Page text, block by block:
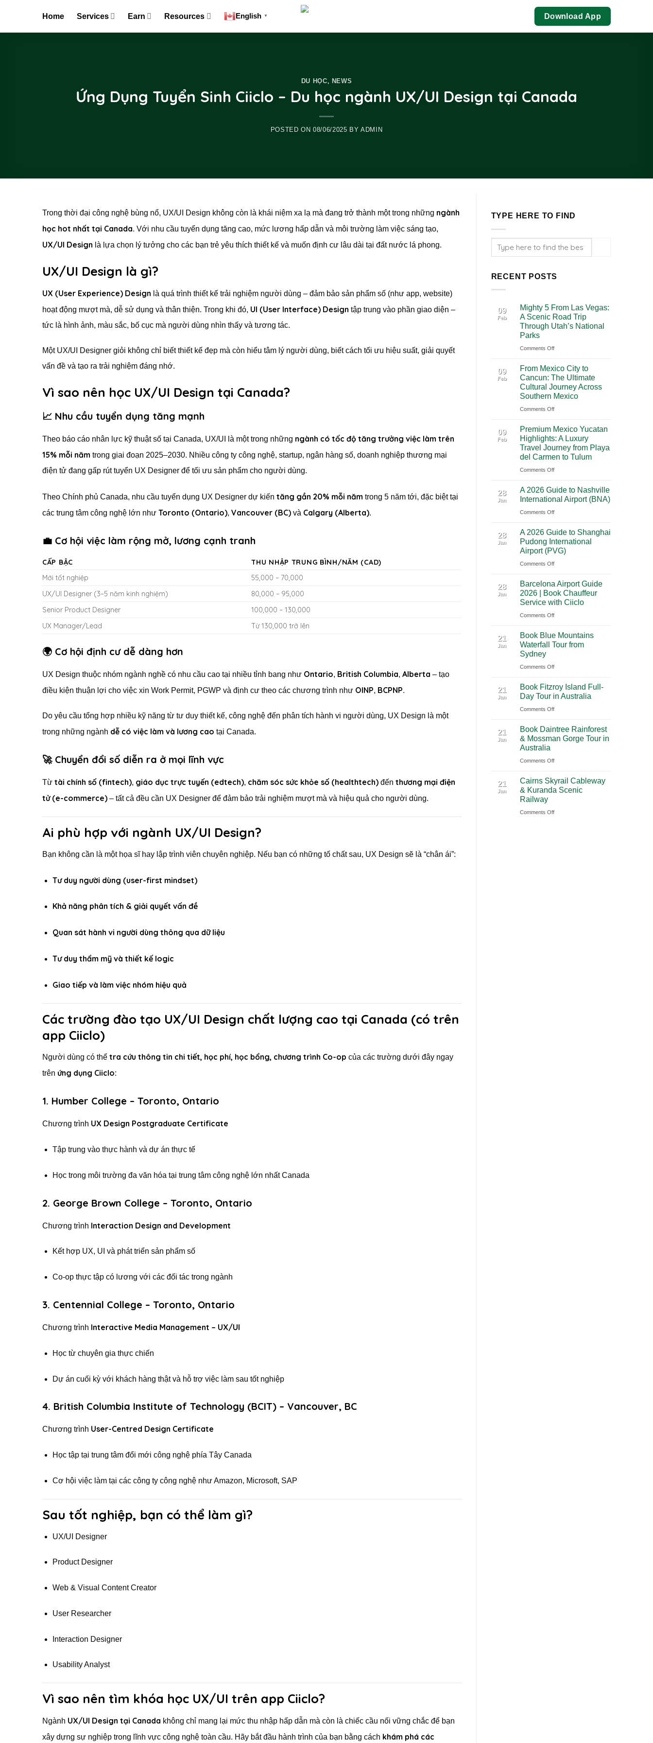
Home Services Earn Resources English ▼ Download App
DU HỌC, NEWS
Ứng Dụng Tuyển Sinh Ciiclo – Du học ngành UX/UI Design tại Canada
POSTED ON08/06/2025 BYADMIN
Trong thời đại công nghệ bùng nổ, UX/UI Design không còn là khái niệm xa lạ mà đang trở thành một trong những ngành
học hot nhất tại Canada. Với nhu cầu tuyển dụng tăng cao, mức lương hấp dẫn và môi trường làm việc sáng tạo,
UX/UI Design là lựa chọn lý tưởng cho các bạn trẻ yêu thích thiết kế và muốn định cư lâu dài tại đất nước lá phong.
UX/UI Design là gì?
UX (User Experience) Design là quá trình thiết kế trải nghiệm người dùng – đảm bảo sản phẩm số (như app, website)
hoạt động mượt mà, dễ sử dụng và thân thiện. Trong khi đó, UI (User Interface) Design tập trung vào phần giao diện –
tức là hình ảnh, màu sắc, bố cục mà người dùng nhìn thấy và tương tác.
Một UX/UI Designer giỏi không chỉ biết thiết kế đẹp mà còn hiểu tâm lý người dùng, biết cách tối ưu hiệu suất, giải quyết
vấn đề và tạo ra trải nghiệm đáng nhớ.
Vì sao nên học UX/UI Design tại Canada?
📈 Nhu cầu tuyển dụng tăng mạnh
Theo báo cáo nhân lực kỹ thuật số tại Canada, UX/UI là một trong những ngành có tốc độ tăng trưởng việc làm trên
15% mỗi năm trong giai đoạn 2025–2030. Nhiều công ty công nghệ, startup, ngân hàng số, doanh nghiệp thương mại
điện tử đang gấp rút tuyển UX Designer để tối ưu sản phẩm cho người dùng.
Theo Chính phủ Canada, nhu cầu tuyển dụng UX Designer dự kiến tăng gần 20% mỗi năm trong 5 năm tới, đặc biệt tại
các trung tâm công nghệ lớn như Toronto (Ontario), Vancouver (BC) và Calgary (Alberta).
💼 Cơ hội việc làm rộng mở, lương cạnh tranh
CẤP BẬC
THU NHẬP TRUNG BÌNH/NĂM (CAD)
Mới tốt nghiệp
55,000 – 70,000
UX/UI Designer (3–5 năm kinh nghiệm)
80,000 – 95,000
Senior Product Designer
100,000 – 130,000
UX Manager/Lead
Từ 130,000 trở lên
🌍 Cơ hội định cư dễ dàng hơn
UX Design thuộc nhóm ngành nghề có nhu cầu cao tại nhiều tỉnh bang như Ontario, British Columbia, Alberta – tạo
điều kiện thuận lợi cho việc xin Work Permit, PGWP và định cư theo các chương trình như OINP, BCPNP.
Do yêu cầu tổng hợp nhiều kỹ năng từ tư duy thiết kế, công nghệ đến phân tích hành vi người dùng, UX Design là một
trong những ngành dễ có việc làm và lương cao tại Canada.
🚀 Chuyển đổi số diễn ra ở mọi lĩnh vực
Từ tài chính số (fintech), giáo dục trực tuyến (edtech), chăm sóc sức khỏe số (healthtech) đến thương mại điện
tử (e-commerce) – tất cả đều cần UX Designer để đảm bảo trải nghiệm mượt mà và hiệu quả cho người dùng.
Ai phù hợp với ngành UX/UI Design?
Bạn không cần là một họa sĩ hay lập trình viên chuyên nghiệp. Nếu bạn có những tố chất sau, UX Design sẽ là “chân ái”:
Tư duy người dùng (user-first mindset)
Khả năng phân tích & giải quyết vấn đề
Quan sát hành vi người dùng thông qua dữ liệu
Tư duy thẩm mỹ và thiết kế logic
Giao tiếp và làm việc nhóm hiệu quả
Các trường đào tạo UX/UI Design chất lượng cao tại Canada (có trên
app Ciiclo)
Người dùng có thể tra cứu thông tin chi tiết, học phí, học bổng, chương trình Co-op của các trường dưới đây ngay
trên ứng dụng Ciiclo:
1. Humber College – Toronto, Ontario
Chương trình UX Design Postgraduate Certificate
Tập trung vào thực hành và dự án thực tế
Học trong môi trường đa văn hóa tại trung tâm công nghệ lớn nhất Canada
2. George Brown College – Toronto, Ontario
Chương trình Interaction Design and Development
Kết hợp UX, UI và phát triển sản phẩm số
Co-op thực tập có lương với các đối tác trong ngành
3. Centennial College – Toronto, Ontario
Chương trình Interactive Media Management – UX/UI
Học từ chuyên gia thực chiến
Dự án cuối kỳ với khách hàng thật và hỗ trợ việc làm sau tốt nghiệp
4. British Columbia Institute of Technology (BCIT) – Vancouver, BC
Chương trình User-Centred Design Certificate
Học tập tại trung tâm đổi mới công nghệ phía Tây Canada
Cơ hội việc làm tại các công ty công nghệ như Amazon, Microsoft, SAP
Sau tốt nghiệp, bạn có thể làm gì?
UX/UI Designer
Product Designer
Web & Visual Content Creator
User Researcher
Interaction Designer
Usability Analyst
Vì sao nên tìm khóa học UX/UI trên app Ciiclo?
Ngành UX/UI Design tại Canada không chỉ mang lại mức thu nhập hấp dẫn mà còn là chiếc cầu nối vững chắc để bạn
xây dựng sự nghiệp trong lĩnh vực công nghệ toàn cầu. Hãy bắt đầu hành trình của bạn bằng cách khám phá các
TYPE HERE TO FIND
RECENT POSTS
09
Feb
Mighty 5 From Las Vegas:
A Scenic Road Trip
Through Utah’s National
Parks
Comments Offon
5
From
Las
A
Road
Through
Parks
09
Feb
From Mexico City to
Cancun: The Ultimate
Cultural Journey Across
Southern Mexico
Comments Offon
Mexico
City
to
The
Cultural
Across
Mexico
09
Feb
Premium Mexico Yucatan
Highlights: A Luxury
Travel Journey from Playa
del Carmen to Tulum
Comments Offon
Mexico
Yucatan
Highlights:
Luxury
Travel
Journey
from
del
Carmen
Tulum
28
Jan
A 2026 Guide to Nashville
International Airport (BNA)
Comments Offon
2026
Guide
to
Nashville
Airport
(BNA)
28
Jan
A 2026 Guide to Shanghai
Pudong International
Airport (PVG)
Comments Offon
2026
Guide
to
Shanghai
International
Airport
28
Jan
Barcelona Airport Guide
2026 | Book Chauffeur
Service with Ciiclo
Comments Offon
Airport
Guide
|
Chauffeur
Service
with
21
Jan
Book Blue Mountains
Waterfall Tour from
Sydney
Comments Offon
Blue
Mountains
Waterfall
from
Sydney
21
Jan
Book Fitzroy Island Full-
Day Tour in Australia
Comments Offon
Fitzroy
Island
Day
in
Australia
21
Jan
Book Daintree Rainforest
& Mossman Gorge Tour in
Australia
Comments Offon
Daintree
Rainforest
Mossman
21
Jan
Cairns Skyrail Cableway
& Kuranda Scenic
Railway
Comments Offon